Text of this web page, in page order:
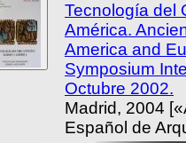
Tecnología del
América.
America and
Symposium
Octubre 2002.
Madrid, 2004
Español de